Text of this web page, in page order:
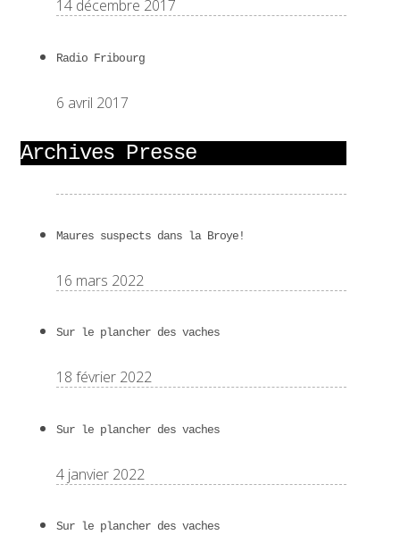
14 décembre 2017
Radio Fribourg
6 avril 2017
Archives Presse
Maures suspects dans la Broye!
16 mars 2022
Sur le plancher des vaches
18 février 2022
Sur le plancher des vaches
4 janvier 2022
Sur le plancher des vaches